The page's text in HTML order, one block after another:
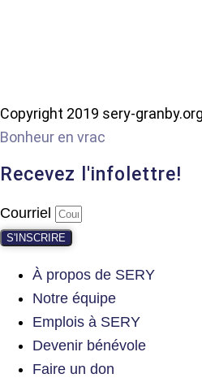
Copyright 2019 sery-
Bonheur en vrac
Recevez l'infolettre!
Courriel
S'INSCRIRE
À propos de SERY
Notre équipe
Emplois à SERY
Devenir bénévole
Faire un don